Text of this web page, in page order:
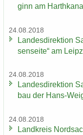
ginn am
24.08.2018
Lan­des­di­rek­ti­on
sen­sei­te“ am
24.08.2018
Lan­des­di­rek­ti­on
bau der Hans-​
24.08.2018
Land­kreis